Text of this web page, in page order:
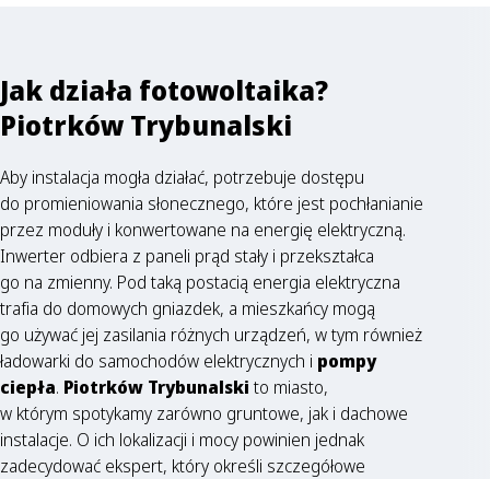
Jak działa fotowoltaika?
Piotrków Trybunalski
Aby instalacja mogła działać, potrzebuje dostępu
do promieniowania słonecznego, które jest pochłanianie
przez moduły i konwertowane na energię elektryczną.
Inwerter odbiera z paneli prąd stały i przekształca
go na zmienny. Pod taką postacią energia elektryczna
trafia do domowych gniazdek, a mieszkańcy mogą
go używać jej zasilania różnych urządzeń, w tym również
ładowarki do samochodów elektrycznych i pompy
ciepła. Piotrków Trybunalski to miasto,
w którym spotykamy zarówno gruntowe, jak i dachowe
instalacje. O ich lokalizacji i mocy powinien jednak
zadecydować ekspert, który określi szczegółowe